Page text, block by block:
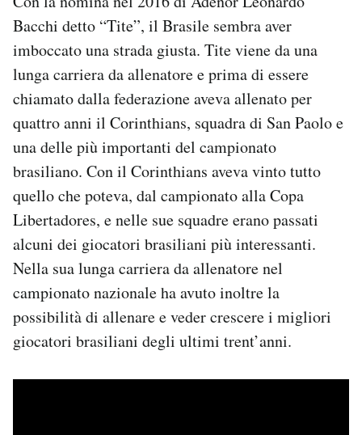
Bacchi detto “Tite”, il Brasile sembra aver
imboccato una strada giusta. Tite viene da una
lunga carriera da allenatore e prima di essere
chiamato dalla federazione aveva allenato per
quattro anni il Corinthians, squadra di San Paolo e
una delle più importanti del campionato
brasiliano. Con il Corinthians aveva vinto tutto
quello che poteva, dal campionato alla Copa
Libertadores, e nelle sue squadre erano passati
alcuni dei giocatori brasiliani più interessanti.
Nella sua lunga carriera da allenatore nel
campionato nazionale ha avuto inoltre la
possibilità di allenare e veder crescere i migliori
giocatori brasiliani degli ultimi trent’anni.